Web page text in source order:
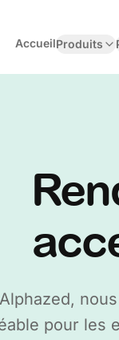
AccueilProduits
pour les